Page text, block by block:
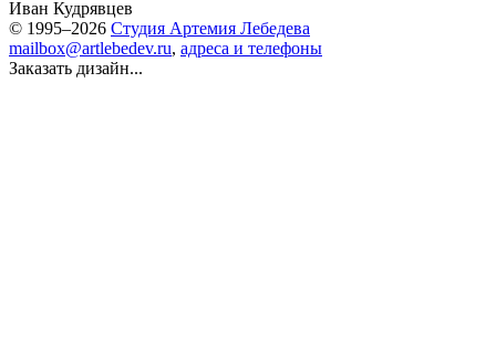
Иван Кудрявцев
© 1995–2026 Студия Артемия Лебедева
mailbox@artlebedev.ru, адреса и телефоны
Заказать дизайн...